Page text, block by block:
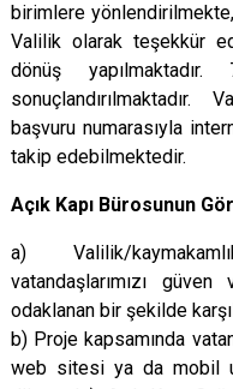
birimlere yönlendirilmekte,
Valilik olarak teşekkür
dönüş
sonuçlandırılmaktadır.
başvuru numarasıyla
takip edebilmektedir.
Açık Kapı Bürosunun
a) Valilik/
vatandaşlarımızı
odaklanan bir şekilde
b) Proje kapsamında
web sitesi ya da mobil